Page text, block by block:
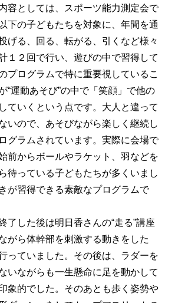
容としては、スポーツ能力測定会で
下の子どもたちを対象に、年間を通
げる、回る、転がる、引くなど様々
１２回で行い、遊びの中で習得して
プログラムで特に重要視しているこ
“運動あそび”の中で「笑顔」で他の
ていくという点です。大人と違って
いので、あそびながら楽しく継続し
グラムされています。実際に会場で
前からボールやラケット、羽などを
待っている子どもたちが多くいまし
が習得できる素敵なプログラムで
了した後は明日香さんの“走る”講座
がら体幹部を刺激する動きをした
っていました。その後は、ラダーを
いながらも一生懸命に足を動かして
象的でした。そのあとも歩く姿勢や